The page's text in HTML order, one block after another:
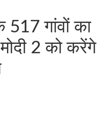
गांवों का
मोदी 2 को करेंगे